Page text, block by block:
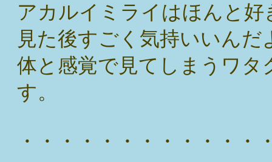
アカルイミライはほんと好
見た後すごく気持いいん
体と感覚で見てしまうワ
す。
・・・・・・・・・・・・